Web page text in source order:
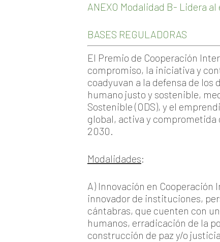
ANEXO Modalidad B- Lidera
BASES REGULADORAS
El Premio de Cooperación
compromiso, la iniciativa y
coadyuvan a la defensa de
humano justo y sostenible,
Sostenible (ODS), y el
global, activa y comprometida
2030.
Modalidades:
A) Innovación en
innovador de instituciones,
cántabras, que cuenten con
humanos, erradicación de la
construcción de paz y/o